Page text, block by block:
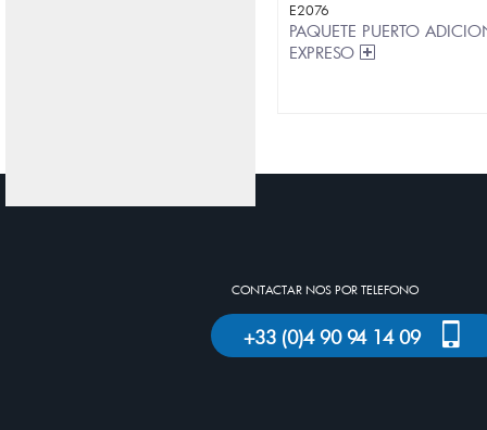
E2076
PAQUETE PUERTO
EXPRESO
CONTACTAR NOS POR TELEFONO
+33 (0)4 90 94 14 09